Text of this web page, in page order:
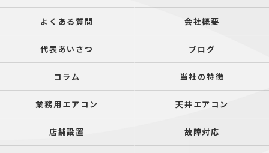
よくある質問 会社概要
代表あいさつ ブログ
コラム 当社の特徴
業務用エアコン 天井エアコン
店舗設置 故障対応